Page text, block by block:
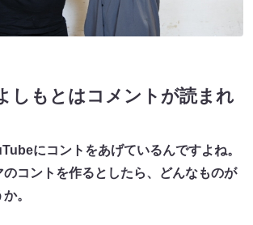
しもとはコメントが読まれ
にコントをあげているんですよね。
のコントを作るとしたら、どんなものが
。